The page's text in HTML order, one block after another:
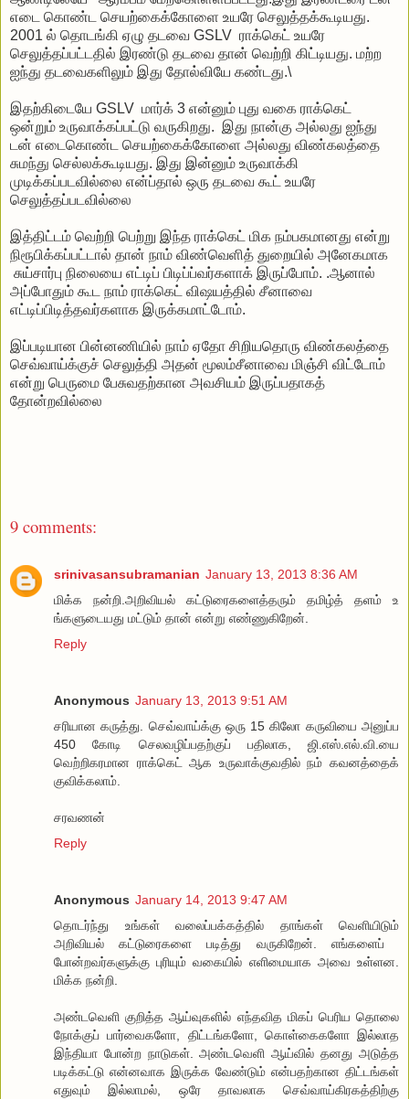
எடை கொண்ட செயற்கைக்கோளை உயரே செலுத்தக்கூடியது.
2001 ல் தொடங்கி ஏழு தடவை GSLV ராக்கெட் உயரே
செலுத்தப்பட்டதில் இரண்டு தடவை தான் வெற்றி கிட்டியது. மற்ற
ஐந்து தடவைகளிலும் இது தோல்வியே கண்டது.\
இதற்கிடையே GSLV மார்க் 3 என்னும் புது வகை ராக்கெட்
ஒன்றும் உருவாக்கப்பட்டு வருகிறது. இது நான்கு அல்லது ஐந்து
டன் எடைகொண்ட செயற்கைக்கோளை அல்லது விண்கலத்தை
சுமந்து செல்லக்கூடியது. இது இன்னும் உருவாக்கி
முடிக்கப்படவில்லை என்ப்தால் ஒரு தடவை கூட் உயரே
செலுத்தப்படவில்லை
இத்திட்டம் வெற்றி பெற்று இந்த ராக்கெட் மிக நம்பகமானது என்று
நிரூபிக்கப்பட்டால் தான் நாம் விண்வெளித் துறையில் அனேகமாக
சுய்சார்பு நிலையை எட்டிப் பிடிப்ப்வர்களாக் இருப்போம். .ஆனால்
அப்போதும் கூட நாம் ராக்கெட் விஷயத்தில் சீனாவை
எட்டிப்பிடித்தவர்களாக இருக்கமாட்டோம்.
இப்படியான பின்னணியில் நாம் ஏதோ சிறியதொரு விண்கலத்தை
செவ்வாய்க்குச் செலுத்தி அதன் மூலம்சீனாவை மிஞ்சி விட்டோம்
என்று பெருமை பேசுவதற்கான அவசியம் இருப்பதாகத்
தோன்றவில்லை
9 comments:
srinivasansubramanian January 13, 2013 8:36 AM
மிக்க நன்றி.அறிவியல் கட்டுரைகளைத்தரும் தமிழ்த் தளம் உ
ங்களுடையது மட்டும் தான் என்று எண்ணுகிறேன்.
Reply
Anonymous January 13, 2013 9:51 AM
சரியான கருத்து. செவ்வாய்க்கு ஒரு 15 கிலோ கருவியை அனுப்ப
450 கோடி செலவழிப்பதற்குப் பதிலாக, ஜி.எஸ்.எல்.வி.யை
வெற்றிகரமான ராக்கெட் ஆக உருவாக்குவதில் நம் கவனத்தைக்
குவிக்கலாம்.
சரவணன்
Reply
Anonymous January 14, 2013 9:47 AM
​தொடர்ந்து உங்கள் வ​லைப்பக்கத்தில் தாங்கள் ​வெளியிடும்
அறிவியல் கட்டு​ரைக​ளை படித்து வருகி​றேன். எங்க​ளைப் ​
போன்றவர்களுக்கு புரியும் வ​கையில் எளி​மையாக அ​வை உள்ளன.
மிக்க நன்றி.
அண்ட​வெளி குறித்த ஆய்வுகளில் எந்தவித மிகப் ​பெரிய ​தொ​லை​
நோக்குப் பார்​வைக​ளோ, திட்டங்க​ளோ, ​கொள்​கைக​ளோ இல்லாத
இந்தியா ​போன்ற நாடுகள். ​அண்ட​வெளி ஆய்வில் தனது அடுத்த
படிக்கட்டு என்னவாக இருக்க ​வேண்டும் என்பதற்கான திட்டங்கள்
எதுவும் இல்லாமல், ஒ​ரே தாவலாக ​செவ்வாய்கிரகத்திற்கு